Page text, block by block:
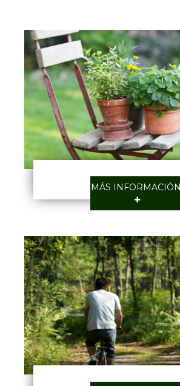
MÁS INFORMACIÓN